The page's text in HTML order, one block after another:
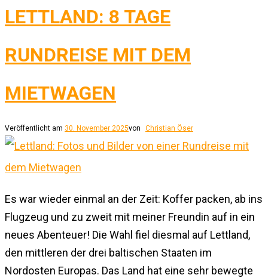
LETTLAND: 8 TAGE
RUNDREISE MIT DEM
MIETWAGEN
Veröffentlicht am 30. November 2025von Christian Öser
Es war wieder einmal an der Zeit: Koffer packen, ab ins
Flugzeug und zu zweit mit meiner Freundin auf in ein
neues Abenteuer! Die Wahl fiel diesmal auf Lettland,
den mittleren der drei baltischen Staaten im
Nordosten Europas. Das Land hat eine sehr bewegte